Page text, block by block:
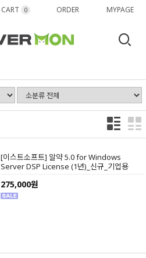
CART 0 ORDER MYPAGE
[이스트소프트] 알약 5.0 for Windows
Server DSP License (1년)_신규_기업용
275,000원